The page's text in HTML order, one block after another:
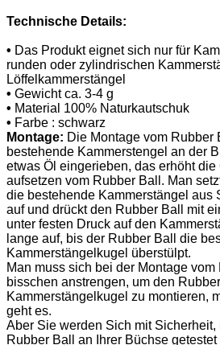
Technische Details:
• Das Produkt eignet sich nur für
runden oder zylindrischen
Löffelkammerstängel
• Gewicht ca. 3-4 g
• Material 100% Naturkautschuk
• Farbe : schwarz
Montage: Die Montage vom Rubber
bestehende Kammerstengel an der
etwas Öl eingerieben, das erhöht
aufsetzen vom Rubber Ball. Man
die bestehende Kammerstängel aus
auf und drückt den Rubber Ball mit
unter festen Druck auf den
lange auf, bis der Rubber Ball die
Kammerstängelkugel überstülpt.
Man muss sich bei der Montage
bisschen anstrengen, um den
Kammerstängelkugel zu montieren,
geht es.
Aber Sie werden Sich mit Sicherheit,
Rubber Ball an Ihrer Büchse